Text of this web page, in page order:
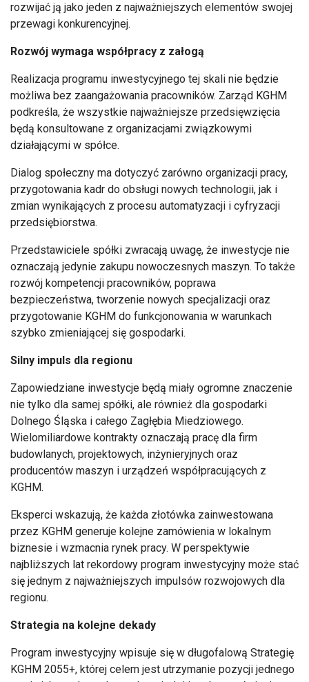
rozwijać ją jako jeden z najważniejszych elementów swojej
przewagi konkurencyjnej.
Rozwój wymaga współpracy z załogą
Realizacja programu inwestycyjnego tej skali nie będzie
możliwa bez zaangażowania pracowników. Zarząd KGHM
podkreśla, że wszystkie najważniejsze przedsięwzięcia
będą konsultowane z organizacjami związkowymi
działającymi w spółce.
Dialog społeczny ma dotyczyć zarówno organizacji pracy,
przygotowania kadr do obsługi nowych technologii, jak i
zmian wynikających z procesu automatyzacji i cyfryzacji
przedsiębiorstwa.
Przedstawiciele spółki zwracają uwagę, że inwestycje nie
oznaczają jedynie zakupu nowoczesnych maszyn. To także
rozwój kompetencji pracowników, poprawa
bezpieczeństwa, tworzenie nowych specjalizacji oraz
przygotowanie KGHM do funkcjonowania w warunkach
szybko zmieniającej się gospodarki.
Silny impuls dla regionu
Zapowiedziane inwestycje będą miały ogromne znaczenie
nie tylko dla samej spółki, ale również dla gospodarki
Dolnego Śląska i całego Zagłębia Miedziowego.
Wielomiliardowe kontrakty oznaczają pracę dla firm
budowlanych, projektowych, inżynieryjnych oraz
producentów maszyn i urządzeń współpracujących z
KGHM.
Eksperci wskazują, że każda złotówka zainwestowana
przez KGHM generuje kolejne zamówienia w lokalnym
biznesie i wzmacnia rynek pracy. W perspektywie
najbliższych lat rekordowy program inwestycyjny może stać
się jednym z najważniejszych impulsów rozwojowych dla
regionu.
Strategia na kolejne dekady
Program inwestycyjny wpisuje się w długofalową Strategię
KGHM 2055+, której celem jest utrzymanie pozycji jednego